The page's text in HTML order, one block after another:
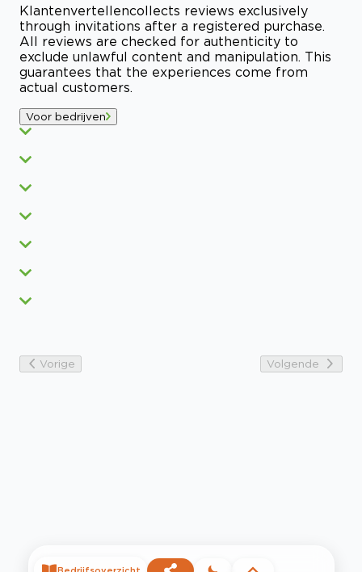
Klantenvertellencollects reviews exclusively
through invitations after a registered purchase.
All reviews are checked for authenticity to
exclude unlawful content and manipulation. This
guarantees that the experiences come from
actual customers.
Voor bedrijven
Vorige Volgende
Bedrijfsoverzicht